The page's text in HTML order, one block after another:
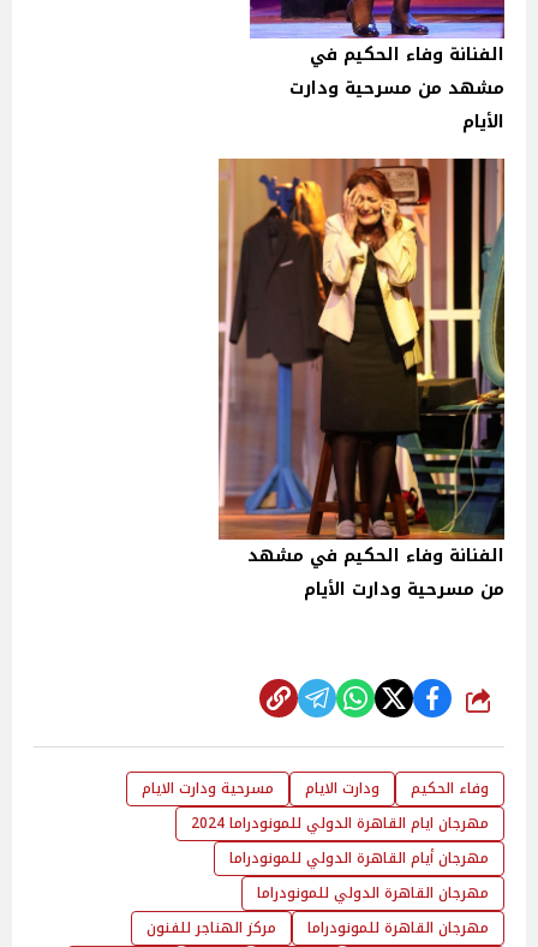
الفنانة وفاء الحكيم في
مشهد من مسرحية ودارت
الأيام
الفنانة وفاء الحكيم في مشهد
من مسرحية ودارت الأيام
شارك
وفاء الحكيم ودارت الايام
مسرحية ودارت الايام
مهرجان ايام القاهرة الدولي للمونودراما 2024
مهرجان أيام القاهرة الدولي للمونودراما
مهرجان القاهرة الدولي للمونودراما
مهرجان القاهرة للمونودراما
مركز الهناجر للفنون